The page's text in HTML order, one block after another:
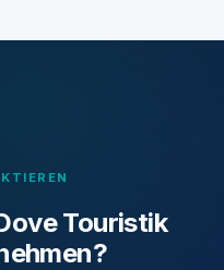
Touristik